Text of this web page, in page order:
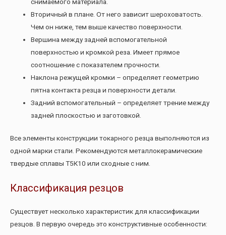
Вторичный в плане. От него зависит шероховатость.
Чем он ниже, тем выше качество поверхности.
Вершина между задней вспомогательной
поверхностью и кромкой реза. Имеет прямое
соотношение с показателем прочности.
Наклона режущей кромки – определяет геометрию
пятна контакта резца и поверхности детали.
Задний вспомогательный – определяет трение между
задней плоскостью и заготовкой.
Все элементы конструкции токарного резца выполняются из
одной марки стали. Рекомендуются металлокерамические
твердые сплавы Т5К10 или сходные с ним.
Классификация резцов
Существует несколько характеристик для классификации
резцов. В первую очередь это конструктивные особенности: